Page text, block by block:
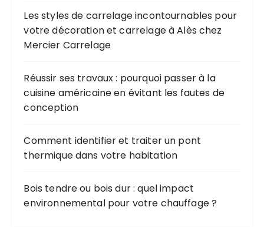
Les styles de carrelage incontournables pour
votre décoration et carrelage à Alès chez
Mercier Carrelage
Réussir ses travaux : pourquoi passer à la
cuisine américaine en évitant les fautes de
conception
Comment identifier et traiter un pont
thermique dans votre habitation
Bois tendre ou bois dur : quel impact
environnemental pour votre chauffage ?